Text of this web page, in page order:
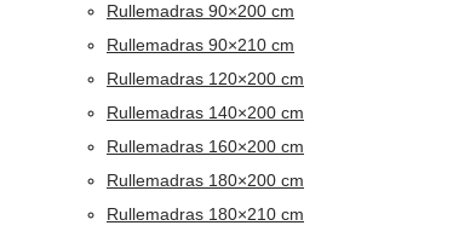
Rullemadras 90×200 cm
Rullemadras 90×210 cm
Rullemadras 120×200 cm
Rullemadras 140×200 cm
Rullemadras 160×200 cm
Rullemadras 180×200 cm
Rullemadras 180×210 cm